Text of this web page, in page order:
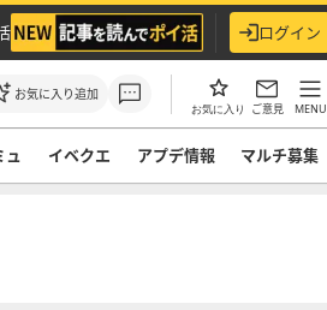
ログイン
お気に入り追加
お気に入り ご意見 MENU
ュ イベクエ アプデ情報 マルチ募集